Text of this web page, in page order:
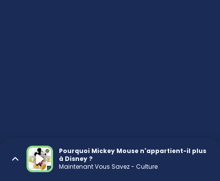
Pourquoi Mickey Mouse n'appartient-il plus
à Disney ?
Maintenant Vous Savez - Culture